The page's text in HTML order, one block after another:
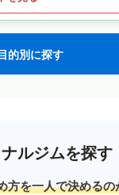
的別に探す
ルジムを探す
方を一人で決めるの